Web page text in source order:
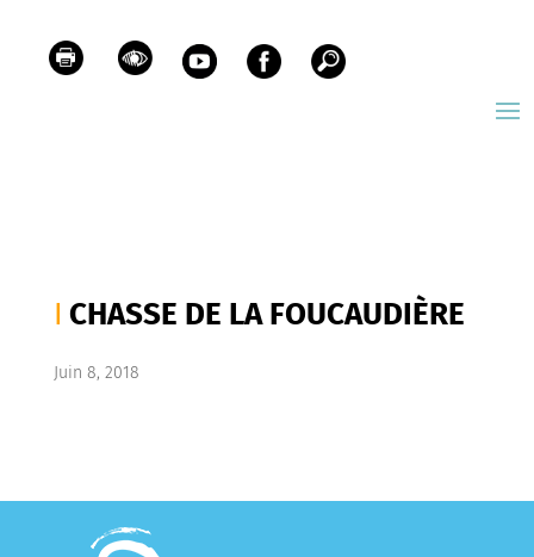
CHASSE DE LA FOUCAUDIÈRE
Juin 8, 2018